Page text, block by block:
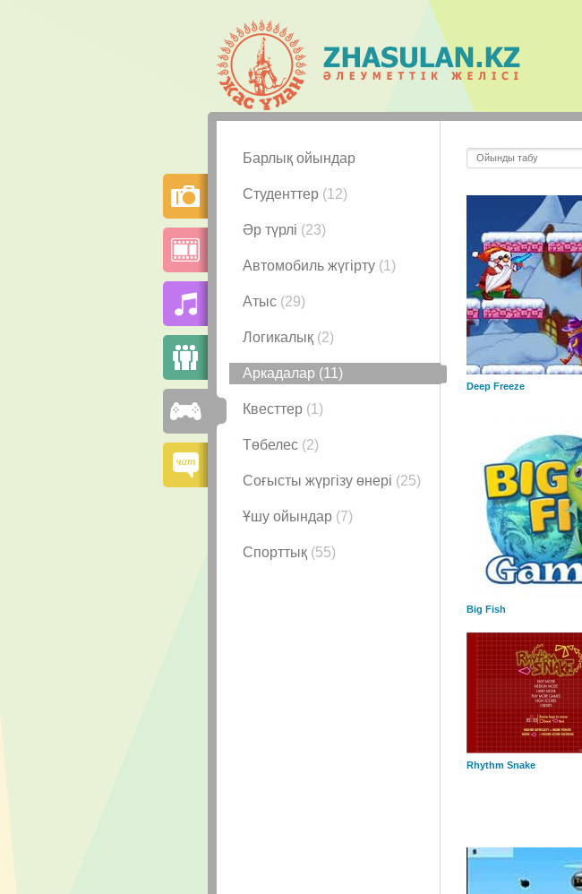
Барлық ойындар
Студенттер (12)
Әр түрлі (23)
Автомобиль жүгірту (1)
Атыс (29)
Логикалық (2)
Аркадалар (11)
Квесттер (1)
Төбелес (2)
Соғысты жүргізу өнері (25)
Ұшу ойындар (7)
Спорттық (55)
Deep Freeze
Big Fish
Rhythm Snake